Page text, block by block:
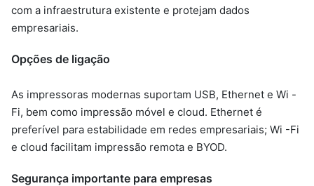
com a infraestrutura existente e protejam dados
empresariais.
Opções de ligação
As impressoras modernas suportam USB, Ethernet e Wi -
Fi, bem como impressão móvel e cloud. Ethernet é
preferível para estabilidade em redes empresariais; Wi -Fi
e cloud facilitam impressão remota e BYOD.
Segurança importante para empresas